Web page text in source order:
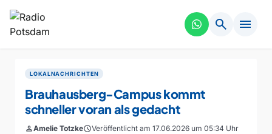
search menu
LOKALNACHRICHTEN
Brauhausberg-Campus kommt
schneller voran als gedacht
personAmelie TotzkescheduleVeröffentlicht am 17.06.2026 um 05:34 Uhr